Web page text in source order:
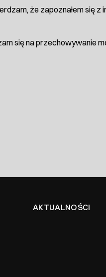
że zapoznałem się
się na przechowywanie
AKTUALNOŚCI